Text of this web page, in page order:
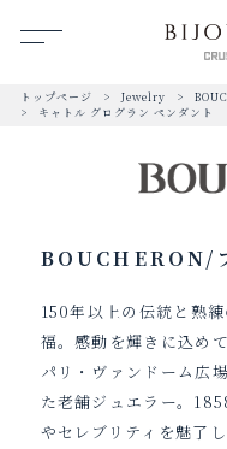
トップページ Jewelry
キャトル グログラン ペンダント
BOUCHERON/
150年以上の伝統と熟
福。感動を輝きに込め
パリ・ヴァンドーム広
た老舗ジュエラー。
やセレブリティを魅了